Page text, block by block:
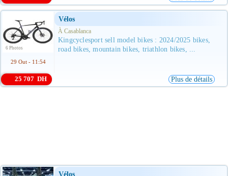
6 Photos
29 Out - 11:54
Vélos
À Casablanca
Kingcyclesport sell model bikes : 2024/2025 bikes,
road bikes, mountain bikes, triathlon bikes, ...
25 707 DH Plus de détails
Vélos